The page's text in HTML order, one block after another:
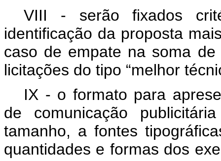
VIII - serão fixados
identificação da proposta
caso de empate na soma
licitações do tipo “melhor
IX - o formato para
de comunicação
tamanho, a fontes
quantidades e formas dos